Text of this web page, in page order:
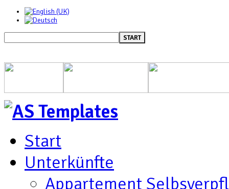
START
Start
Unterkünfte
Appartement